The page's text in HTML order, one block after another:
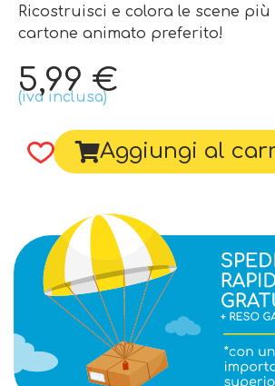
Ricostruisci e colora le scene
cartone animato preferito!
5,99 €
(iva inclusa)
Aggiungi al